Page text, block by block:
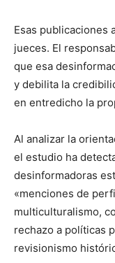
Esas publicaciones
jueces. El
que esa
y debilita la
en entredicho la
Al analizar la
el estudio ha
desinformadoras
«menciones de
multiculturalismo,
rechazo a políticas
revisionismo